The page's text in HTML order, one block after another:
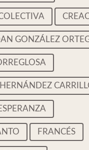
GONZÁLEZ
FRANCÉS